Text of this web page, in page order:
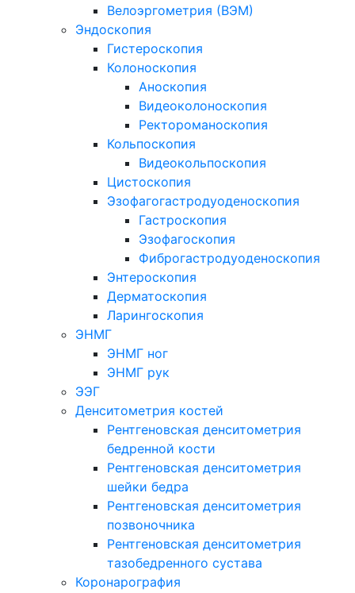
Велоэргометрия (ВЭМ)
Эндоскопия
Гистероскопия
Колоноскопия
Аноскопия
Видеоколоноскопия
Ректороманоскопия
Кольпоскопия
Видеокольпоскопия
Цистоскопия
Эзофагогастродуоденоскопия
Гастроскопия
Эзофагоскопия
Фиброгастродуоденоскопия
Энтероскопия
Дерматоскопия
Ларингоскопия
ЭНМГ
ЭНМГ ног
ЭНМГ рук
ЭЭГ
Денситометрия костей
Рентгеновская денситометрия
бедренной кости
Рентгеновская денситометрия
шейки бедра
Рентгеновская денситометрия
позвоночника
Рентгеновская денситометрия
тазобедренного сустава
Коронарография